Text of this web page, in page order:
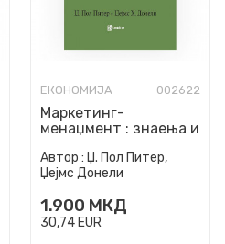
ЕКОНОМИЈА 002622
Маркетинг-
менаџмент : знаења и
Автор : Џ. Пол Питер,
Џејмс Донели
1.900 МКД
30,74 EUR